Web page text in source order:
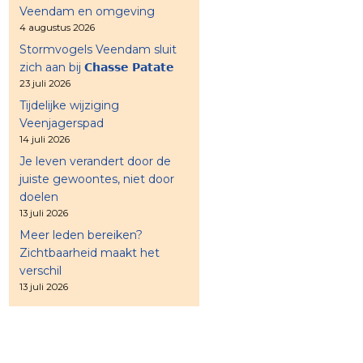
Veendam en omgeving
4 augustus 2026
Stormvogels Veendam sluit
zich aan bij 𝗖𝗵𝗮𝘀𝘀𝗲 𝗣𝗮𝘁𝗮𝘁𝗲
23 juli 2026
Tijdelijke wijziging
Veenjagerspad
14 juli 2026
Je leven verandert door de
juiste gewoontes, niet door
doelen
13 juli 2026
Meer leden bereiken?
Zichtbaarheid maakt het
verschil
13 juli 2026